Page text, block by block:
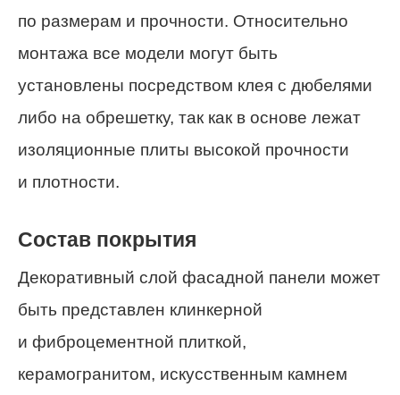
по размерам и прочности. Относительно
монтажа все модели могут быть
установлены посредством клея с дюбелями
либо на обрешетку, так как в основе лежат
изоляционные плиты высокой прочности
и плотности.
Состав покрытия
Декоративный слой фасадной панели может
быть представлен клинкерной
и фиброцементной плиткой,
керамогранитом, искусственным камнем